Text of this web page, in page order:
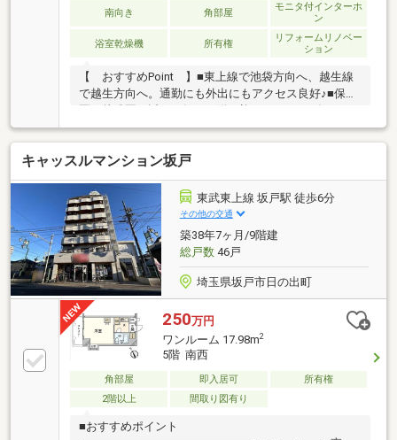
南向き 角部屋
モニタ付インターホ
ン
浴室乾燥機 所有権
リフォームリノベー
ション
【 おすすめPoint 】■東上線で池袋方向へ、越生線
で越生方向へ。通勤にも外出にもアクセス良好♪■保育
♪■スーパーやコンビニ、ドラッグストアなどお買い物
施設が充実した生活便利な立地です♪■国道407号線、
鶴ヶ島インターが近く車のアクセス良好♪■大切なご家
族と暮らせるペット飼育可能なマンション♪■10階建て
7階の角部屋につき、陽当り・通風・眺望良好◎■南×
東向きの開放的なバルコニーがござます♪■浄水器や食
洗器、浴室乾燥機など充実の設備◎【 リフォーム内
容（令和8年9月上旬完了予定）】・ハウスクリーニン
グ・キッチン水栓交換
キャッスルマンション坂戸
東武東上線 坂戸駅 徒歩6分
その他の交通
築38年7ヶ月/9階建
総戸数46戸
埼玉県坂戸市日の出町
250万円
ワンルーム 17.98m2
5階 南西
角部屋 即入居可
所有権
2階以上
間取り図有り
■おすすめポイント